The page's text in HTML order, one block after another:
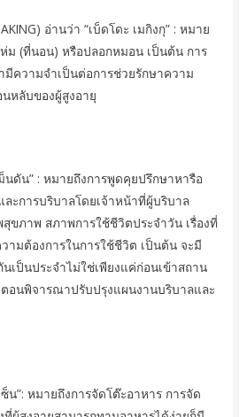
อ่านว่า “เบ็ดโดะ เมกิงกุ” : หมาย
ม (ที่นอน) หรือปลอกหมอน เป็นต้น การ
มีความจำเป็นต่อการช่วยรักษาความ
นหลับของผู้สูงอายุ
นดัน” : หมายถึงการพูดคุยปรึกษาหารือ
ละการบริบาลโดยเจ้าหน้าที่ผู้บริบาล
ขภาพ สภาพการใช้ชีวิตประจำวัน เรื่องที่
ามต้องการในการใช้ชีวิต เป็นต้น จะมี
เป็นประจำไม่ใช่เพียงแค่ก่อนเข้าสถาน
อนพิจารณาปรับปรุงแผนงานบริบาลและ
ซ็น”: หมายถึงการจัดโต๊ะอาหาร การจัด